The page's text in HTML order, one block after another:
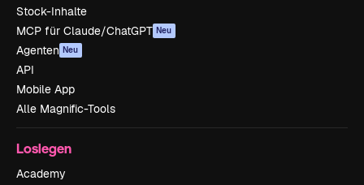
Stock-Inhalte
MCP für Claude/ChatGPT Neu
Agenten Neu
API
Mobile App
Alle Magnific-Tools
Loslegen
Academy